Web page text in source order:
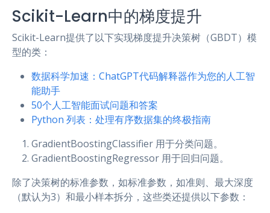
Scikit-Learn中的梯度提升
Scikit-Learn提供了以下实现梯度提升决策树（GBDT）模
型的类：
数据科学加速：ChatGPT代码解释器作为您的人工智
能助手
50个人工智能面试问题和答案
Python 列表：处理有序数据集的终极指南
GradientBoostingClassifier 用于分类问题。
GradientBoostingRegressor 用于回归问题。
除了决策树的标准参数，如标准参数，如准则、最大深度
（默认为3）和最小样本拆分，这些类还提供以下参数：